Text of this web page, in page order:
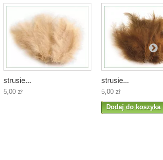
strusie...
5,00 zł
strusie...
5,00 zł
Dodaj do koszyka